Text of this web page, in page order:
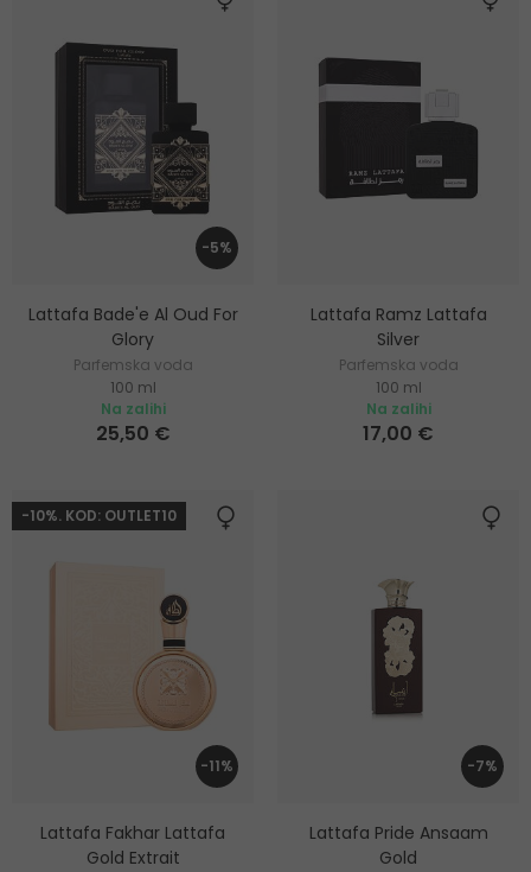
-5%
Lattafa Bade'e Al Oud For
Glory
Parfemska voda
100 ml
Na zalihi
25,50 €
Lattafa Ramz Lattafa
Silver
Parfemska voda
100 ml
Na zalihi
17,00 €
-10%. KOD: OUTLET10
-11%
Lattafa Fakhar Lattafa
Gold Extrait
-7%
Lattafa Pride Ansaam
Gold